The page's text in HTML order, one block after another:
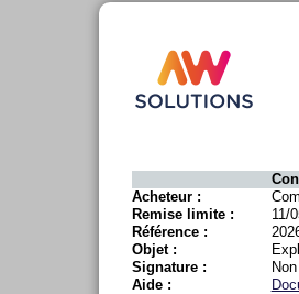
Acheteur :
Remise limite :
11/
Référence :
Objet :
Signature :
Aide :